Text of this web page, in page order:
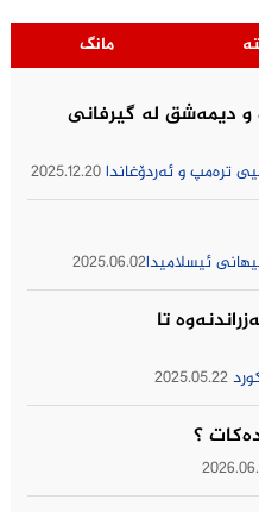
مانگ
و دیمەشق لە گیرفانی
ترەمپ و ئەردۆغاندا 2025.12.20
2025.06.02
تا
2025.05.22
؟